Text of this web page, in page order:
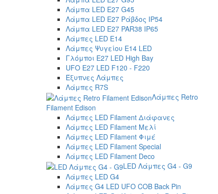
Λάμπα LED E27 G45
Λάμπα LED E27 Ράβδος IP54
Λάμπα LED E27 PAR38 IP65
Λάμπες LED E14
Λάμπες Ψυγείου E14 LED
Γλόμποι E27 LED High Bay
UFO E27 LED F120 - F220
Έξυπνες Λάμπες
Λάμπες R7S
Λάμπες Retro
Filament Edison
Λάμπες LED Filament Διάφανες
Λάμπες LED Filament Μελί
Λάμπες LED Filament Φιμέ
Λάμπες LED Filament Special
Λάμπες LED Filament Deco
LED Λάμπες G4 - G9
Λάμπες LED G4
Λάμπες G4 LED UFO COB Back Pin